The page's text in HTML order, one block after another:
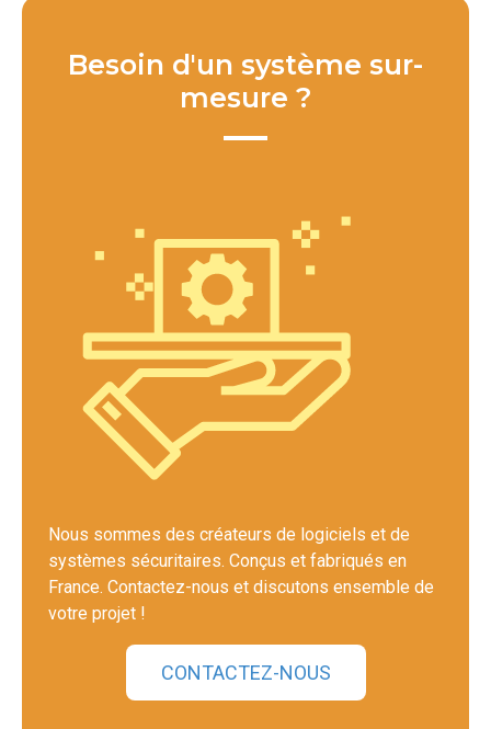
Besoin d'un système sur-
mesure ?
Nous sommes des créateurs de logiciels et de
systèmes sécuritaires. Conçus et fabriqués en
France. Contactez-nous et discutons ensemble de
votre projet !
CONTACTEZ-NOUS